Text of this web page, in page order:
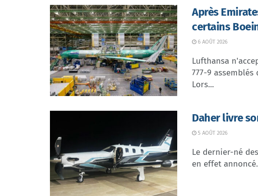
Après
certains
6 AOÛT 2026
Lufthansa
777-9
Lors...
Daher livre
5 AOÛT 2026
Le dernier-né
en effet